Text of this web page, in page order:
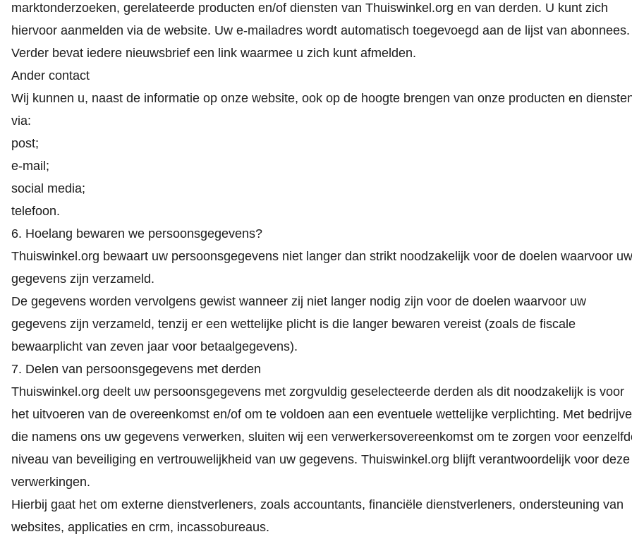
marktonderzoeken, gerelateerde producten en/of diensten van Thuiswinkel.org en van derden. U kunt zich
hiervoor aanmelden via de website. Uw e-mailadres wordt automatisch toegevoegd aan de lijst van abonnees.
Verder bevat iedere nieuwsbrief een link waarmee u zich kunt afmelden.
Ander contact
Wij kunnen u, naast de informatie op onze website, ook op de hoogte brengen van onze producten en
via:
post;
e-mail;
social media;
telefoon.
6. Hoelang bewaren we persoonsgegevens?
Thuiswinkel.org bewaart uw persoonsgegevens niet langer dan strikt noodzakelijk voor de doelen waarvoor uw
gegevens zijn verzameld.
De gegevens worden vervolgens gewist wanneer zij niet langer nodig zijn voor de doelen waarvoor uw
gegevens zijn verzameld, tenzij er een wettelijke plicht is die langer bewaren vereist (zoals de fiscale
bewaarplicht van zeven jaar voor betaalgegevens).
7. Delen van persoonsgegevens met derden
Thuiswinkel.org deelt uw persoonsgegevens met zorgvuldig geselecteerde derden als dit noodzakelijk is voor
het uitvoeren van de overeenkomst en/of om te voldoen aan een eventuele wettelijke verplichting. Met
die namens ons uw gegevens verwerken, sluiten wij een verwerkersovereenkomst om te zorgen voor
niveau van beveiliging en vertrouwelijkheid van uw gegevens. Thuiswinkel.org blijft verantwoordelijk voor deze
verwerkingen.
Hierbij gaat het om externe dienstverleners, zoals accountants, financiële dienstverleners, ondersteuning van
websites, applicaties en crm, incassobureaus.